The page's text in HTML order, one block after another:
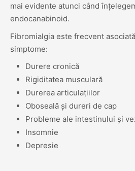
mai evidente atunci când
endocanabinoid.
Fibromialgia este frecvent
simptome:
Durere cronică
Rigiditatea musculară
Durerea articulațiilor
Oboseală și dureri de cap
Probleme ale intestinului și
Insomnie
Depresie